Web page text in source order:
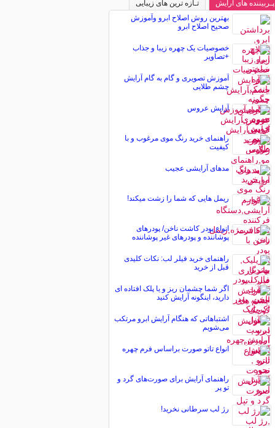
پـربیننده های آرایش
تـازه ترین های زیبایی
بهترین روش اصلاح ابرو وآموزش
صحیح اصلاح ابرو
خصوصیات یک چهره زیبا و جذاب
+تصاویر
آموزش تصویری و گام به گام آرایش
چشم طلایی
آرایش عروس
راهنمای خرید رنگ موی مرغوب و با
کیفیت
مدهای آرایشی عجیب
ریمل‌ هایی که شما را زشت میکند!
انواع پودر کاشت ناخن/ پودرهای
پوشاننده و پودرهای غیر پوشاننده
راهنمای خرید فیلر لب: نکات کلیدی
قبل از خرید
اگر شما چشمان ریز و یا پلک افتاده ای
دارید، اینگونه آرایش کنید
اشتباهاتی که هنگام آرایش ابرو مرتکب
می‌شویم‎
انواع تاتو صورت براساس فرم چهره
راهنمای آرایش برای صورت‌های گرد و
تو پر
رژ لب سرطانی نخرید!